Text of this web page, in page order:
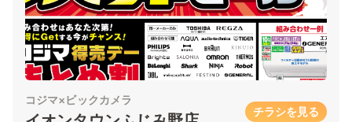
コジマ×ビックカメラ
チラシを見る